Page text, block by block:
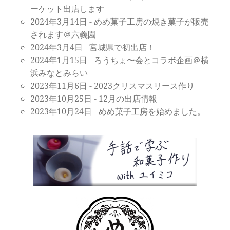
ーケット出店します
2024年3月14日 -めめ菓子工房の焼き菓子が販売
されます＠六義園
2024年3月4日 -宮城県で初出店！
2024年1月15日 - ろうちょ〜会とコラボ企画＠横
浜みなとみらい
2023年11月6日 - 2023クリスマスリース作り
2023年10月25日 - 12月の出店情報
2023年10月24日 -めめ菓子工房を始めました。